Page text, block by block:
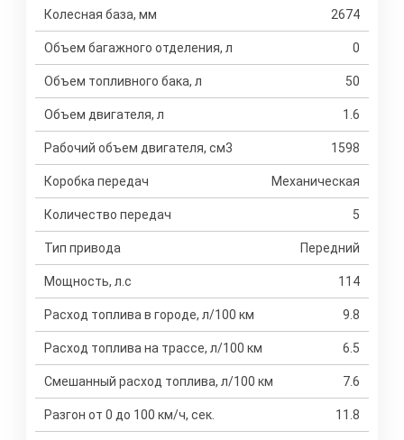
Колесная база, мм 2674
Объем багажного отделения, л 0
Объем топливного бака, л 50
Объем двигателя, л 1.6
Рабочий объем двигателя, см3 1598
Коробка передач Механическая
Количество передач 5
Тип привода Передний
Мощность, л.с 114
Расход топлива в городе, л/100 км 9.8
Расход топлива на трассе, л/100 км 6.5
Смешанный расход топлива, л/100 км 7.6
Разгон от 0 до 100 км/ч, сек. 11.8